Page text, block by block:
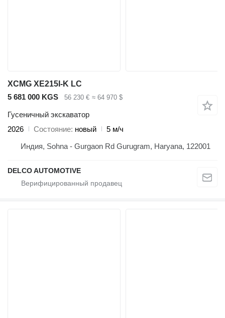
XCMG XE215I-K LC
5 681 000 KGS
56 230 € ≈ 64 970 $
Гусеничный экскаватор
2026
Состояние новый
5 м/ч
Индия, Sohna - Gurgaon Rd Gurugram, Haryana, 122001
DELCO AUTOMOTIVE